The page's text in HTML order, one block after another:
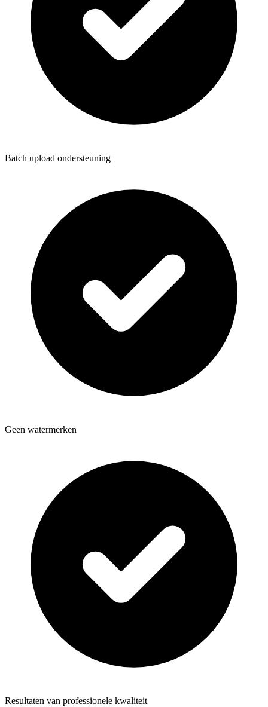
Batch upload ondersteuning
Geen watermerken
Resultaten van professionele kwaliteit